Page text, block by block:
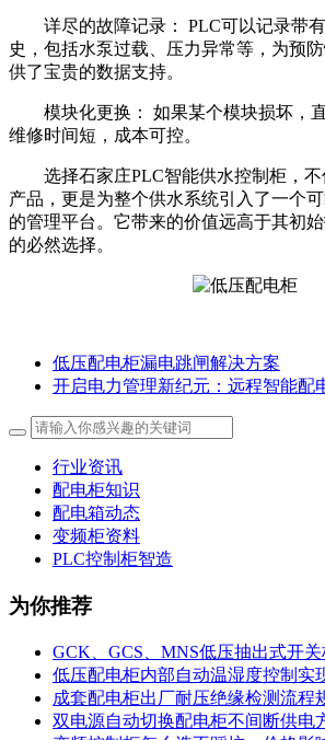
详尽的故障记录： PLC可以记录带
史，包括水泵过载、压力异常等，为预
供了宝贵的数据支持。
模块化更换： 如果某个模块损坏，
维修时间短，成本可控。
选择石家庄PLC智能供水控制柜，
产品，更是为整个供水系统引入了一个
的管理平台。它带来的价值远高于其初
的必然选择。
低压配电柜漏电跳闸解决方案
开启电力管理新纪元：远程智能配
行业资讯
配电柜知识
配电箱动态
变频柜资料
PLC控制柜智造
为你推荐
GCK、GCS、MNS低压抽出式开
低压配电柜内部自动温湿度控制实
成套配电柜出厂耐压绝缘检测流程
双电源自动切换配电柜不间断供电